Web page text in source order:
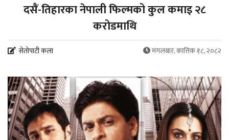
दसैं-तिहारका नेपाली फिल्मको कुल कमाइ २८
करोडमाथि
सेतोपाटी कला मंगलबार, कात्तिक १८, २०८२